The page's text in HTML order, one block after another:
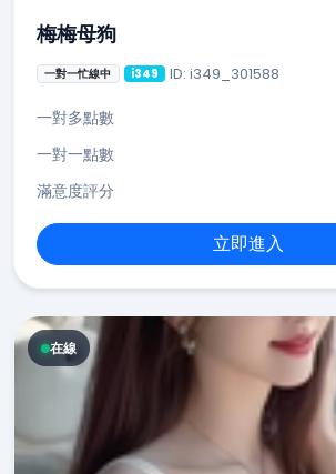
梅梅母狗
一對一忙線中 i349 ID: i349_301588
一對多點數
一對一點數
滿意度評分
立即進入
在線